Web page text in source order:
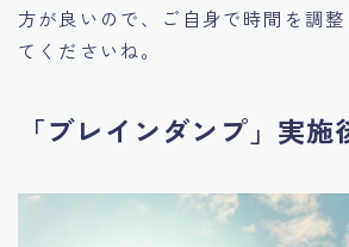
方が良いので、ご自身で時間を調
てくださいね。
「ブレインダンプ」実施